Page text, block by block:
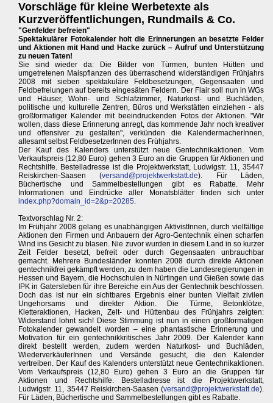
Vorschläge für kleine Werbetexte als
Kurzveröffentlichungen, Rundmails & Co.
"Genfelder befreien"
Spektakulärer Fotokalender holt die Erinnerungen an besetzte Felder
und Aktionen mit Hand und Hacke zurück – Aufruf und Unterstützung
zu neuen Taten!
Sie sind wieder da: Die Bilder von Türmen, bunten Hütten und
umgetretenen Maispflanzen des überraschend widerständigen Frühjahrs
2008 mit sieben spektakuläre Feldbesetzungen, Gegensaaten und
Feldbefreiungen auf bereits eingesäten Feldern. Der Flair soll nun in WGs
und Häuser, Wohn- und Schlafzimmer, Naturkost- und Buchläden,
politische und kulturelle Zentren, Büros und Werkstätten einziehen - als
großformatiger Kalender mit beeindruckenden Fotos der Aktionen. "Wir
wollen, dass diese Erinnerung anregt, das kommende Jahr noch kreativer
und offensiver zu gestalten", verkünden die KalendermacherInnen,
allesamt selbst FeldbesetzerInnen des Frühjahrs.
Der Kauf des Kalenders unterstützt neue Gentechnikaktionen. Vom
Verkaufspreis (12,80 Euro) gehen 3 Euro an die Gruppen für Aktionen und
Rechtshilfe. Bestelladresse ist die Projektwerkstatt, Ludwigstr. 11, 35447
Reiskirchen-Saasen (versand@projektwerkstatt.de). Für Läden,
Büchertische und Sammelbestellungen gibt es Rabatte. Mehr
Informationen und Eindrücke aller Monatsblätter finden sich unter
index.php?domain_id=2&p=20285.
Textvorschlag Nr. 2:
Im Frühjahr 2008 gelang es unabhängigen AktivistInnen, durch vielfältige
Aktionen den Firmen und Anbauern der Agro-Gentechnik einen scharfen
Wind ins Gesicht zu blasen. Nie zuvor wurden in diesem Land in so kurzer
Zeit Felder besetzt, befreit oder durch Gegensaaten unbrauchbar
gemacht. Mehrere Bundesländer konnten 2008 durch direkte Aktionen
gentechnikfrei gekämpft werden, zu dem haben die Landesregierungen in
Hessen und Bayern, die Hochschulen in Nürtingen und Gießen sowie das
IPK in Gatersleben für ihre Bereiche ein Aus der Gentechnik beschlossen.
Doch das ist nur ein sichtbares Ergebnis einer bunten Vielfalt zivilen
Ungehorsams und direkter Aktion. Die Türme, Betonklötze,
Kletteraktionen, Hacken, Zelt- und Hüttenbau des Frühjahrs zeigten:
Widerstand lohnt sich! Diese Stimmung ist nun in einen großformatigen
Fotokalender gewandelt worden – eine phantastische Erinnerung und
Motivation für ein gentechnikkritisches Jahr 2009. Der Kalender kann
direkt bestellt werden, zudem werden Naturkost- und Buchläden,
WiederverkäuferInnen und Versände gesucht, die den Kalender
vertreiben. Der Kauf des Kalenders unterstützt neue Gentechnikaktionen.
Vom Verkaufspreis (12,80 Euro) gehen 3 Euro an die Gruppen für
Aktionen und Rechtshilfe. Bestelladresse ist die Projektwerkstatt,
Ludwigstr. 11, 35447 Reiskirchen-Saasen (versand@projektwerkstatt.de).
Für Läden, Büchertische und Sammelbestellungen gibt es Rabatte.